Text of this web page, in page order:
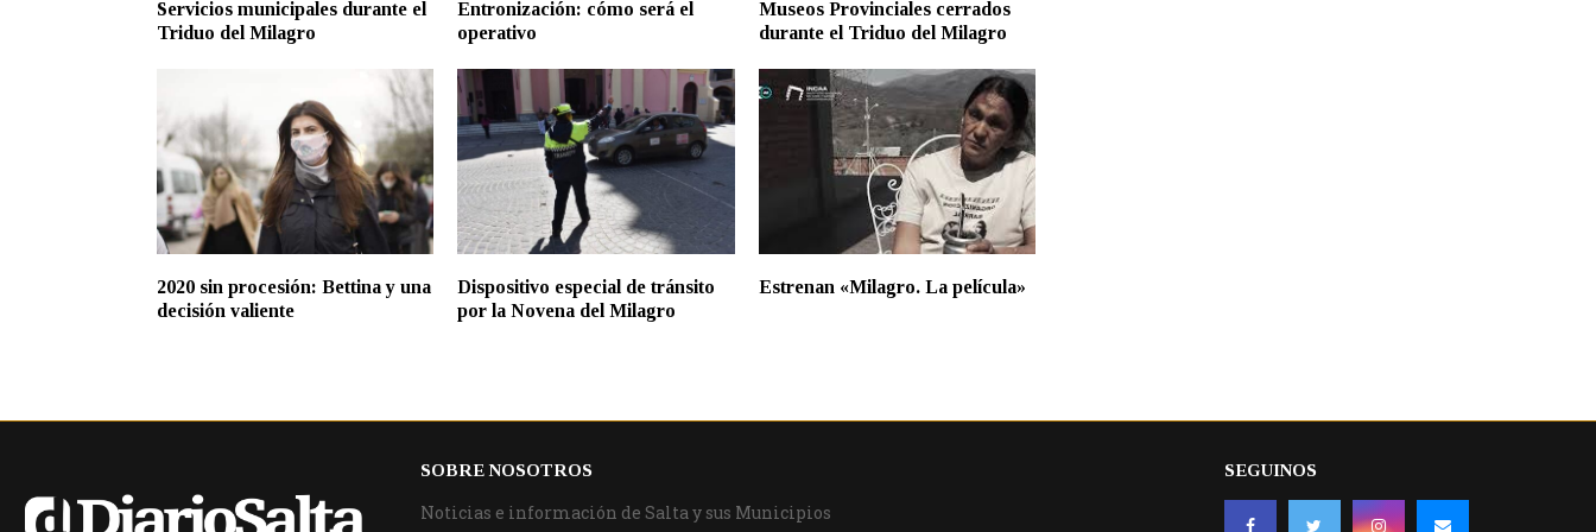
Servicios municipales durante el
Triduo del Milagro
Entronización: cómo será el
operativo
Museos Provinciales cerrados
durante el Triduo del Milagro
2020 sin procesión: Bettina y una
decisión valiente
Dispositivo especial de tránsito
por la Novena del Milagro
Estrenan «Milagro. La película»
SOBRE NOSOTROS
Noticias e información de Salta y sus Municipios
SEGUINOS